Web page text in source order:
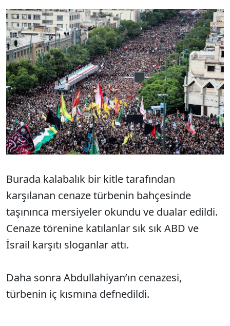
Sesi Aç
Burada kalabalık bir kitle tarafından
karşılanan cenaze türbenin bahçesinde
taşınınca mersiyeler okundu ve dualar edildi.
Cenaze törenine katılanlar sık sık ABD ve
İsrail karşıtı sloganlar attı.
Daha sonra Abdullahiyan’ın cenazesi,
türbenin iç kısmına defnedildi.